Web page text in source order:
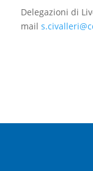
Delegazioni di
mail